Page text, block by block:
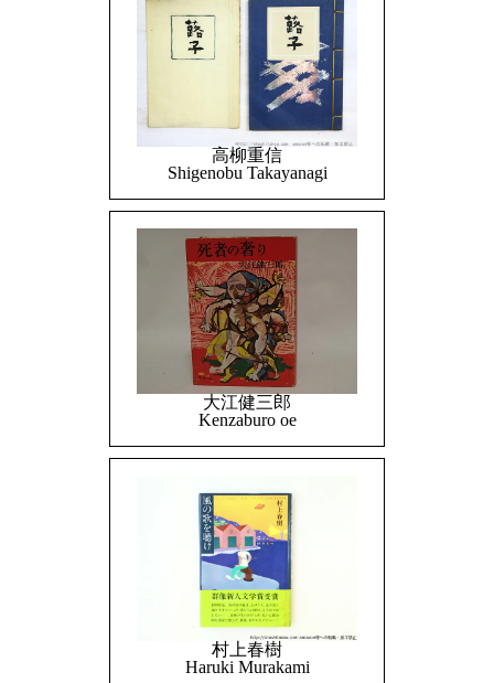
高柳重信
Shigenobu Takayanagi
大江健三郎
Kenzaburo oe
村上春樹
Haruki Murakami